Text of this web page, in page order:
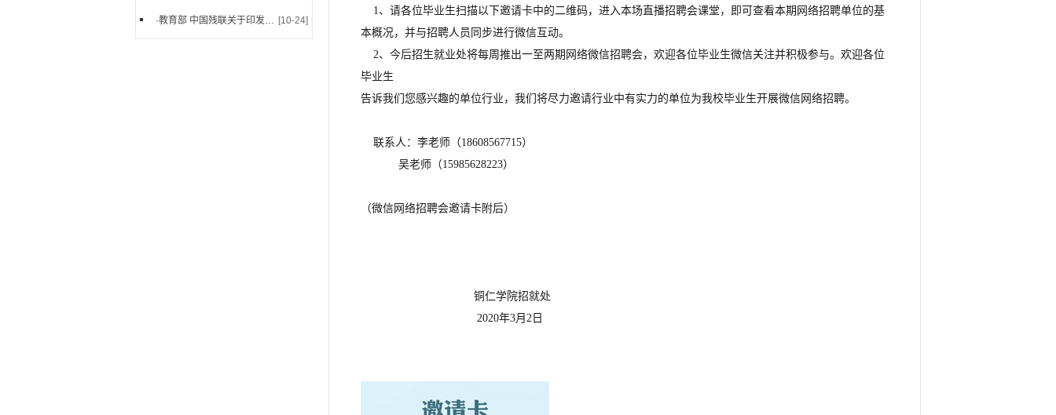
[10-24]
·教育部 中国残联关于印发《残疾人参加普通高等...
1、请各位毕业生扫描以下邀请卡中的二维码，进入本场直播招聘会课堂，即可查看本期网络招聘单位的基
本概况，并与招聘人员同步进行微信互动。
2、今后招生就业处将每周推出一至两期网络微信招聘会，欢迎各位毕业生微信关注并积极参与。欢迎各位
毕业生
告诉我们您感兴趣的单位行业，我们将尽力邀请行业中有实力的单位为我校毕业生开展微信网络招聘。
联系人：李老师（18608567715）
吴老师（15985628223）
（微信网络招聘会邀请卡附后）
铜仁学院招就处
2020年3月2日